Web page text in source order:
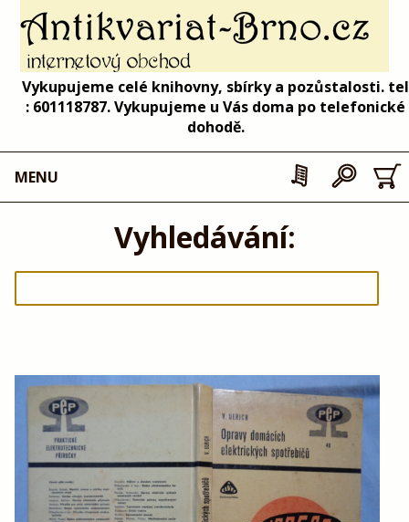
Vykupujeme celé knihovny, sbírky a pozůstalosti. tel
: 601118787. Vykupujeme u Vás doma po telefonické
dohodě.
MENU
Vyhledávání: